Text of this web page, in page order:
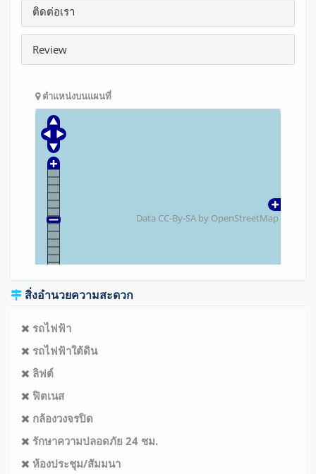
ติดต่อเรา
Review
ตำแหน่งบนแผนที่
Data CC-By-SA by OpenStreetMap
สิ่งอำนวยความสะดวก
รถไฟฟ้า
รถไฟฟ้าใต้ดิน
ลิฟต์
ฟิตเนส
กล้องวงจรปิด
รักษาความปลอดภัย 24 ชม.
ห้องประชุม/สัมมนา